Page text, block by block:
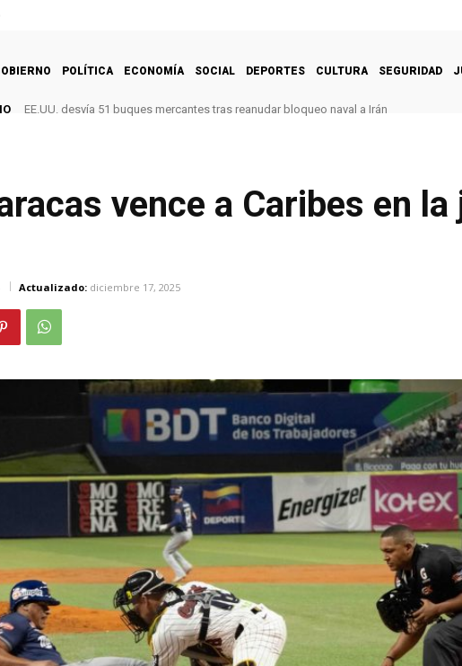
POLÍTICA ECONOMÍA SOCIAL DEPORTES CULTURA SEGURIDAD
EE.UU. desvía 51 buques mercantes tras reanudar bloqueo naval a Irán
vence a Caribes en la
Actualizado: diciembre 17, 2025